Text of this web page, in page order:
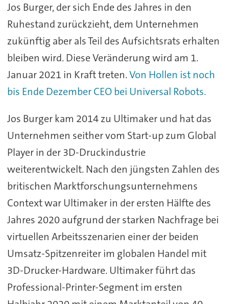
Jos Burger, der sich Ende des Jahres in den
Ruhestand zurückzieht, dem Unternehmen
zukünftig aber als Teil des Aufsichtsrats erhalten
bleiben wird. Diese Veränderung wird am 1.
Januar 2021 in Kraft treten.Von Hollen ist noch
bis Ende Dezember CEO bei Universal Robots.
Jos Burger kam 2014 zu Ultimaker und hat das
Unternehmen seither vom Start-up zum Global
Player in der 3D-Druckindustrie
weiterentwickelt. Nach den jüngsten Zahlen des
britischen Marktforschungsunternehmens
Context war Ultimaker in der ersten Hälfte des
Jahres 2020 aufgrund der starken Nachfrage bei
virtuellen Arbeitsszenarien einer der beiden
Umsatz-Spitzenreiter im globalen Handel mit
3D-Drucker-Hardware. Ultimaker führt das
Professional-Printer-Segment im ersten